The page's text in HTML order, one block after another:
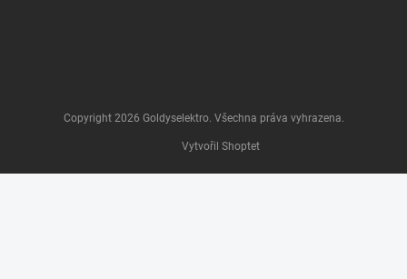
Vytvořil Shoptet
Copyright 2026 Goldyselektro. Všechna práva vyhrazena.